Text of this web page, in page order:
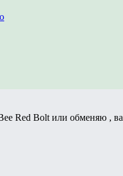
Red Bolt или обменяю ,